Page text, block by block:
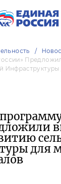
для